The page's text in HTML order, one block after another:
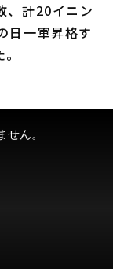
、計20イニン
日一軍昇格す